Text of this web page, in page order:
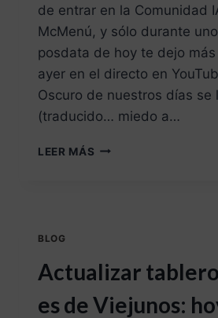
de entrar en la Comunidad
McMenú, y sólo durante
posdata de hoy te dejo
ayer en el directo en
Oscuro de nuestros días se
(traducido… miedo a…
LEER MÁS
BLOG
Actualizar
es de Viejunos: